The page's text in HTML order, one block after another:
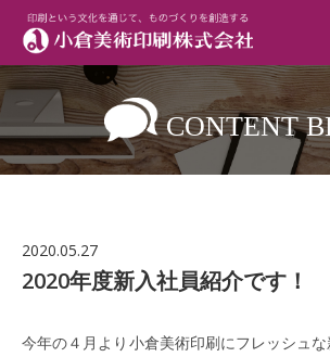
CONTENT
2020.05.27
2020年度新入社員紹介です！
今年の４月より小倉美術印刷にフレッシュ